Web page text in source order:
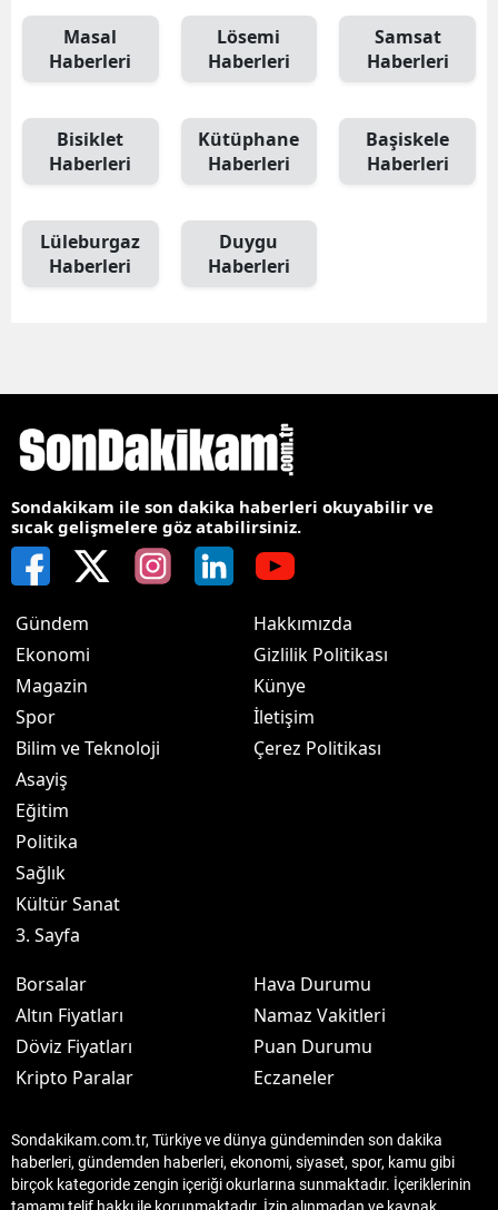
Masal
Haberleri
Lösemi
Haberleri
Samsat
Haberleri
Bisiklet
Haberleri
Kütüphane
Haberleri
Başiskele
Haberleri
Lüleburgaz
Haberleri
Duygu
Haberleri
Sondakikam ile son dakika haberleri okuyabilir ve
sıcak gelişmelere göz atabilirsiniz.
Gündem
Ekonomi
Magazin
Spor
Bilim ve Teknoloji
Asayiş
Eğitim
Politika
Sağlık
Kültür Sanat
3. Sayfa
Hakkımızda
Gizlilik Politikası
Künye
İletişim
Çerez Politikası
Borsalar
Altın Fiyatları
Döviz Fiyatları
Kripto Paralar
Hava Durumu
Namaz Vakitleri
Puan Durumu
Eczaneler
Sondakikam.com.tr, Türkiye ve dünya gündeminden son dakika
haberleri, gündemden haberleri, ekonomi, siyaset, spor, kamu gibi
birçok kategoride zengin içeriği okurlarına sunmaktadır. İçeriklerinin
tamamı telif hakkı ile korunmaktadır. İzin alınmadan ve kaynak